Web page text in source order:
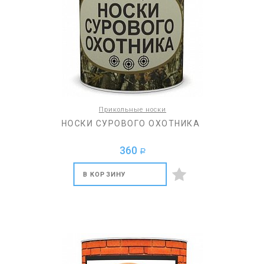
Прикольные носки
НОСКИ СУРОВОГО ОХОТНИКА
360 a
В КОРЗИНУ